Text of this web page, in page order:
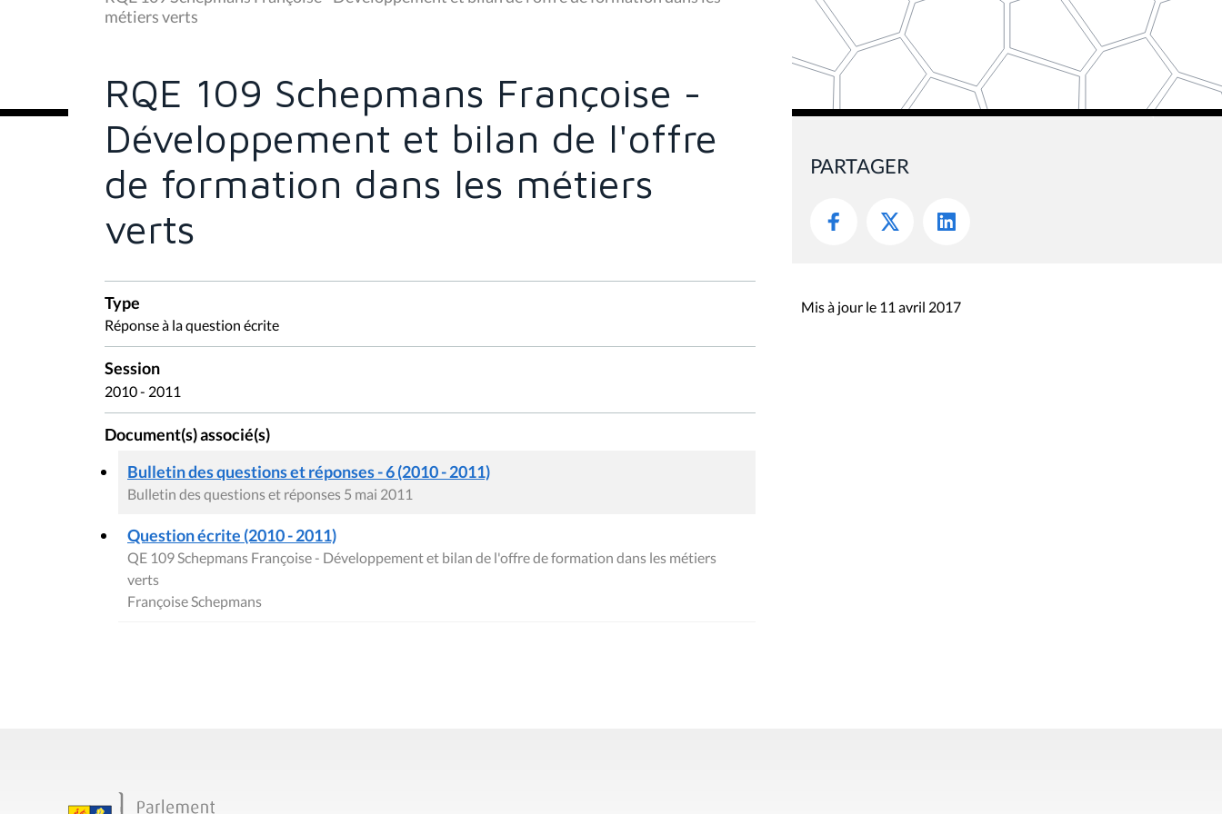
s
ê
métiers verts
RQE 109 Schepmans Françoise -
Développement et bilan de l'offre
de formation dans les métiers
verts
Type
Réponse à la question écrite
Session
2010 - 2011
Document(s) associé(s)
Bulletin des questions et réponses - 6 (2010 - 2011)
Bulletin des questions et réponses 5 mai 2011
Question écrite (2010 - 2011)
QE 109 Schepmans Françoise - Développement et bilan de l'offre de formation dans les métiers
verts
Françoise Schepmans
PARTAGER
Mis à jour le 11 avril 2017